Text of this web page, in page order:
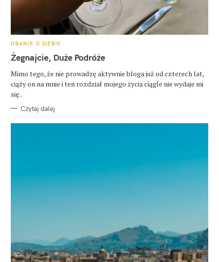
K
T
E
O
R
I
DBANIE O SIEBIE
Żegnajcie, Duże Podróże
Mimo tego, że nie prowadzę aktywnie bloga już od czterech lat,
ciąży on na mnie i ten rozdział mojego życia ciągle nie wydaje mi
się..
Czytaj dalej